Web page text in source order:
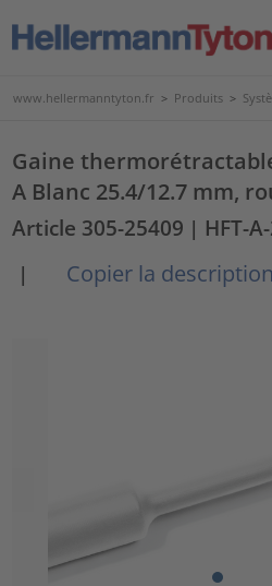
www.hellermanntyton.fr > Produits >
Gaine
A Blanc 25.4/12.7 mm,
Article 305-25409 | HFT-
|
Copier la